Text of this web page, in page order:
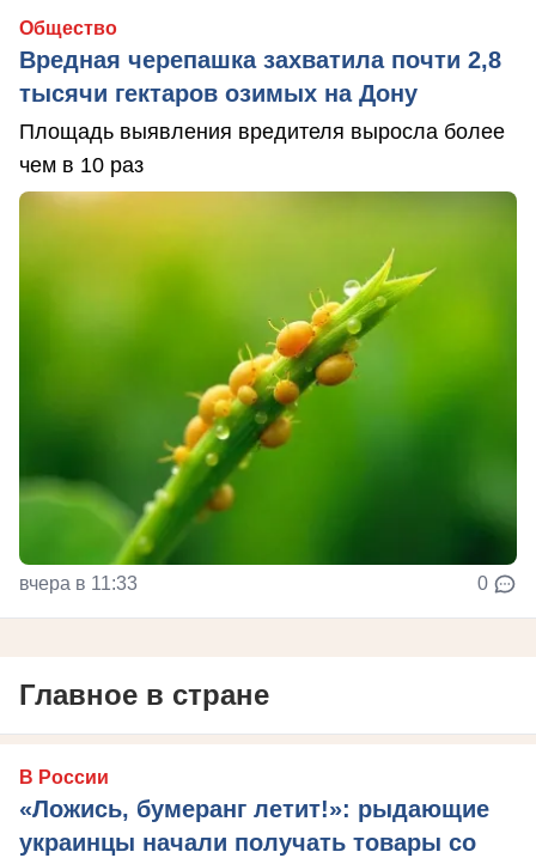
Общество
Вредная черепашка захватила почти 2,8
тысячи гектаров озимых на Дону
Площадь выявления вредителя выросла более
чем в 10 раз
вчера в 11:33 0
Главное в стране
В России
«Ложись, бумеранг летит!»: рыдающие
украинцы начали получать товары со